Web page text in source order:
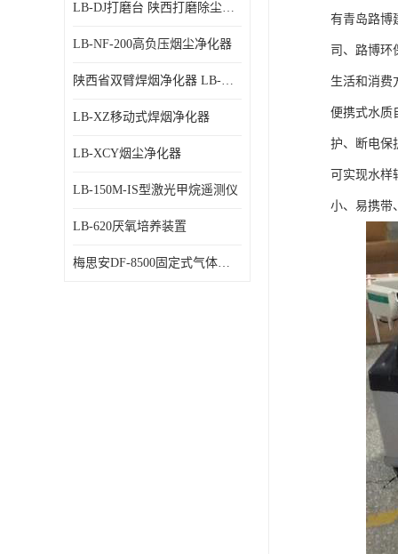
LB-DJ打磨台 陕西打磨除尘平台
LB-NF-200高负压烟尘净化器
陕西省双臂焊烟净化器 LB-XZX
LB-XZ移动式焊烟净化器
LB-XCY烟尘净化器
LB-150M-IS型激光甲烷遥测仪
LB-620厌氧培养装置
梅思安DF-8500固定式气体检测仪
有青岛路博
司、路博环
生活和消费
便携式水质
护、断电保
可实现水样
小、易携带